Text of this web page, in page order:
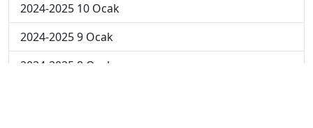
2024-2025 10 Ocak
2024-2025 9 Ocak
2024-2025 8 Ocak